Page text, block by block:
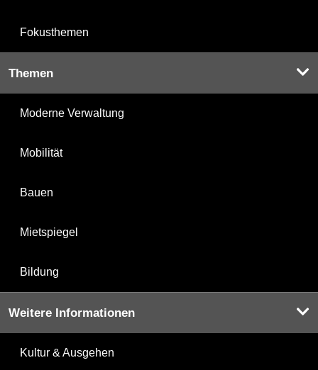
Fokusthemen
Themen
Moderne Verwaltung
Mobilität
Bauen
Mietspiegel
Bildung
Weitere Informationen
Kultur & Ausgehen